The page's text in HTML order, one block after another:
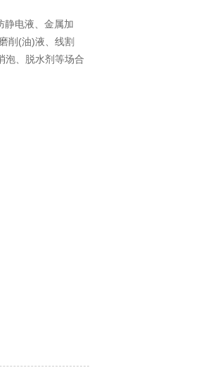
电液、金属加
削(油)液、线割
泡、脱水剂等场合